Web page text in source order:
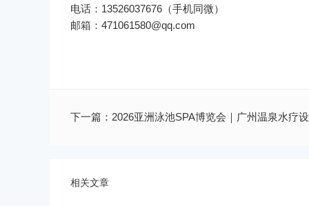
邮箱：471061580@qq.com
下一篇： 2026亚洲泳池SPA博览会｜广州温泉水疗
相关文章